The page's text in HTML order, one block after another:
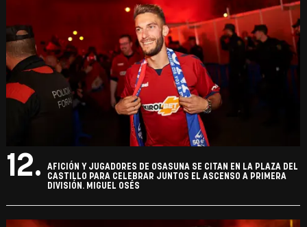
12.
AFICIÓN Y JUGADORES DE OSASUNA SE CITAN EN LA PLAZA DEL
CASTILLO PARA CELEBRAR JUNTOS EL ASCENSO A PRIMERA
DIVISIÓN. MIGUEL OSÉS